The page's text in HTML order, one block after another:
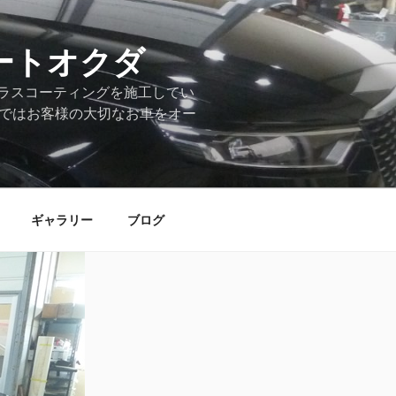
トオクダ
スコーティングを施工してい
はお客様の大切なお車をオー
ギャラリー ブログ